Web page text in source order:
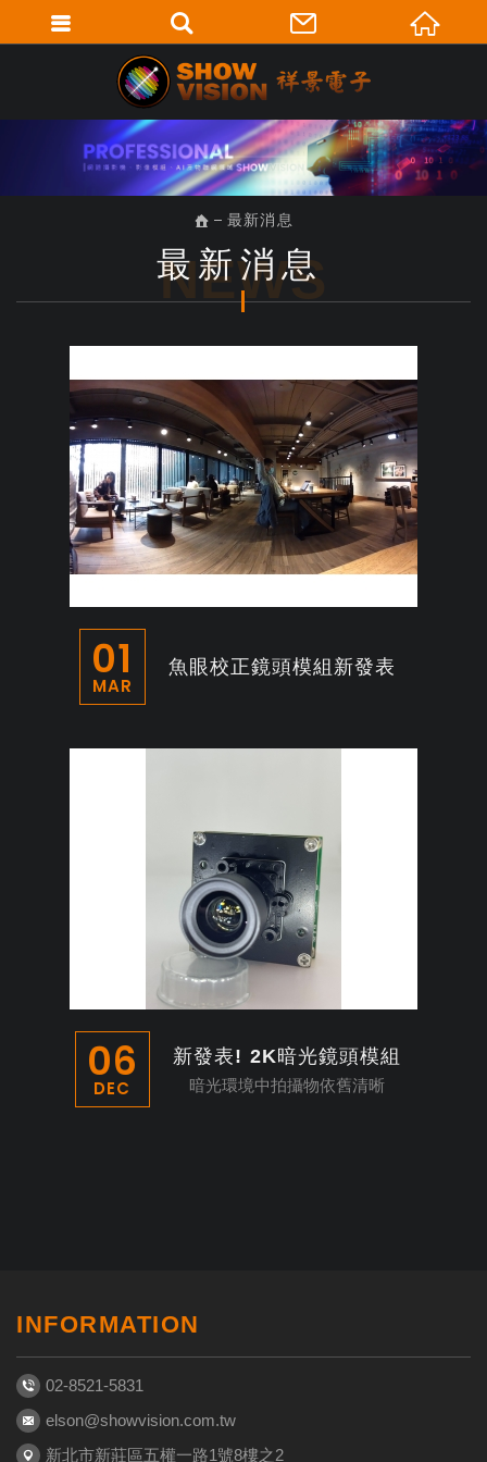
最新消息
最新消息
NEWS
01
MAR
魚眼校正鏡頭模組新發表
06
DEC
新發表! 2K暗光鏡頭模組
暗光環境中拍攝物依舊清晰
INFORMATION
02-8521-5831
elson@showvision.com.tw
新北市新莊區五權一路1號8樓之2